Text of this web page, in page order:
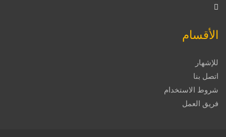
الأقسام
للإشهار
اتصل بنا
شروط الاستخدام
فريق العمل